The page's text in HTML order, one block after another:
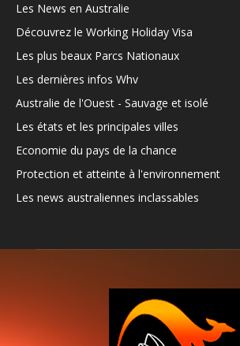
Les News en Australie
Découvrez le Working Holiday Visa
Les plus beaux Parcs Nationaux
Les dernières infos Whv
Australie de l'Ouest - Sauvage et isolé
Les états et les principales villes
Economie du pays de la chance
Protection et atteinte à l'environnement
Les news australiennes inclassables